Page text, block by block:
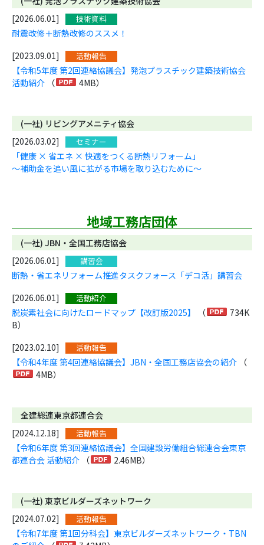
[2026.06.01]
技術資料
耐震改修＋断熱改修のススメ！
[2023.09.01]
活動報告
【令和5年度 第2回連絡協議会】発泡プラスチック建築技術協会
活動紹介 （ 4MB）
(一社) リビングアメニティ協会
[2026.03.02]
セミナー
「健康 × 省エネ × 快適をつくる断熱リフォーム」
～補助金を追い風に拡がる市場を取り込むために～
地域工務店団体
(一社) JBN・全国工務店協会
[2026.06.01]
講習会
断熱・省エネリフォーム推進タスクフォース「デコ活」講習会
[2026.06.01]
活動紹介
脱炭素社会に向けたロードマップ【改訂版2025】 （
734K
B）
[2023.02.10]
活動報告
【令和4年度 第4回連絡協議会】JBN・全国工務店協会の紹介 （
4MB）
全建総連東京都連合会
[2024.12.18]
活動報告
【令和6年度 第3回連絡協議会】全国建設労働組合総連合会東京
都連合会 活動紹介 （ 2.46MB）
(一社) 東京ビルダーズネットワーク
[2024.07.02]
活動報告
【令和7年度 第1回分科会】東京ビルダーズネットワーク・TBN